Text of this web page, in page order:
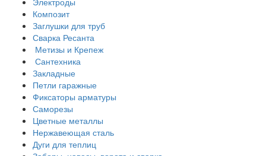
Композит
Заглушки для труб
Сварка Ресанта
Метизы и Крепеж
Сантехника
Закладные
Петли гаражные
Фиксаторы арматуры
Саморезы
Цветные металлы
Нержавеющая сталь
Дуги для теплиц